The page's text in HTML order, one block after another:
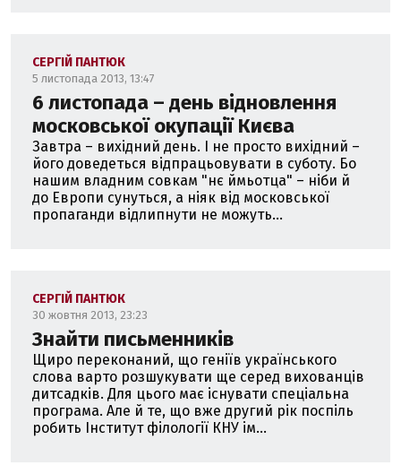
СЕРГІЙ ПАНТЮК
5 листопада 2013, 13:47
6 листопада – день відновлення
московської окупації Києва
Завтра – вихідний день. І не просто вихідний –
його доведеться відпрацьовувати в суботу. Бо
нашим владним совкам "нє ймьотца" – ніби й
до Европи сунуться, а ніяк від московської
пропаганди відлипнути не можуть...
СЕРГІЙ ПАНТЮК
30 жовтня 2013, 23:23
Знайти письменників
Щиро переконаний, що геніїв українського
слова варто розшукувати ще серед вихованців
дитсадків. Для цього має існувати спеціальна
програма. Але й те, що вже другий рік поспіль
робить Інститут філології КНУ ім...